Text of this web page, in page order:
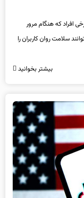
سلامت روان کاربران را